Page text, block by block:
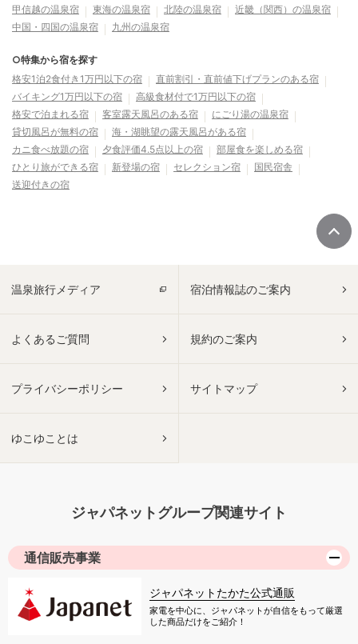
甲信越の温泉宿 東海の温泉宿 北陸の温泉宿
近畿（関西）の温泉宿
中国・四国の温泉宿
九州の温泉宿
○特集から宿を探す
格安1泊2食付き1万円以下の宿
直前割引・直前値下げプランのある宿
バイキング1万円以下の宿
高級食材付で1万円以下の宿
格安で泊まれる宿
客室露天風呂のある宿
にごり湯の温泉宿
貸切風呂が無料の宿
海・湖眺望の露天風呂がある宿
カニ食べ放題の宿
夕食評価4.5点以上の宿
部屋食を楽しめる宿
ひとり旅ができる宿
新登場の宿 セレクション宿
国民宿舎
送迎付きの宿
温泉旅行メディア 宿泊情報誌のご案内
よくあるご質問 規約のご案内
プライバシーポリシー サイトマップ
ゆこゆことは
ジャパネットグループ関連サイト
通信販売事業
ジャパネットたかた公式通販
家電を中心に、ジャパネットが自信をもって厳選
した商品だけをご紹介！